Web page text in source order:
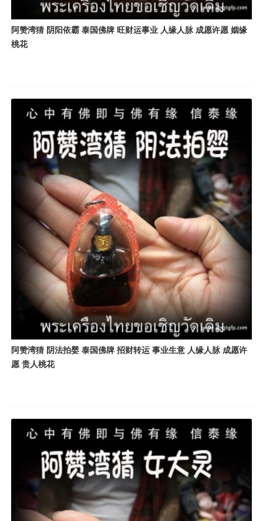
阿赞湾猜 阴阳依霸 泰国佛牌 旺财运事业 人缘人脉 成愿许愿 姻缘
桃花
阿赞湾猜 阴法拍婴 泰国佛牌 招财转运 事业生意 人缘人脉 成愿许
愿 贵人桃花